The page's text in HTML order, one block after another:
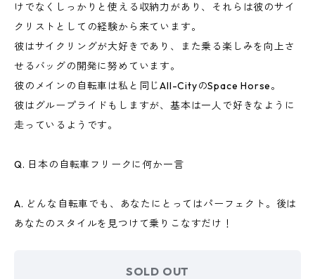
けでなくしっかりと使える収納力があり、それらは彼のサイ
クリストとしての経験から来ています。
彼はサイクリングが大好きであり、また乗る楽しみを向上さ
せるバッグの開発に努めています。
彼のメインの自転車は私と同じAll-CityのSpace Horse。
彼はグループライドもしますが、基本は一人で好きなように
走っているようです。
Q. 日本の自転車フリークに何か一言
A. どんな自転車でも、あなたにとってはパーフェクト。後は
あなたのスタイルを見つけて乗りこなすだけ！
SOLD OUT